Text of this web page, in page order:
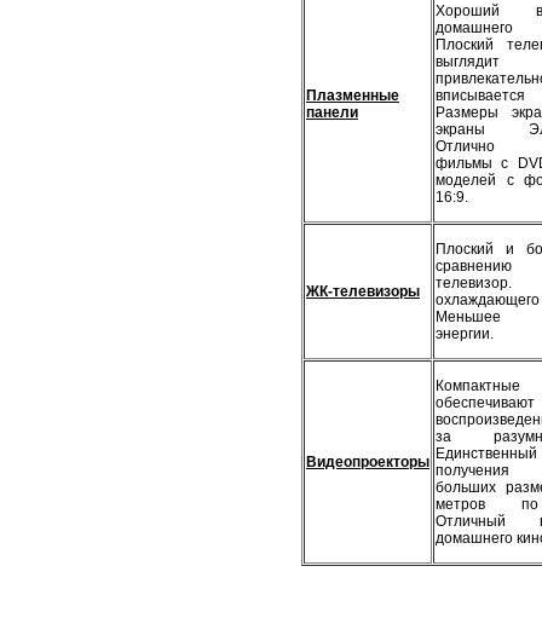
Плазменные
панели
Хороший
домашнего
Плоский
Размеры
экраны
Отлично
фильмы с
моделей с
16:9.
ЖК-телевизоры
Плоский и
Меньшее
энергии.
Видеопроекторы
за
получения
больших
метров по
Отличный
домашнего